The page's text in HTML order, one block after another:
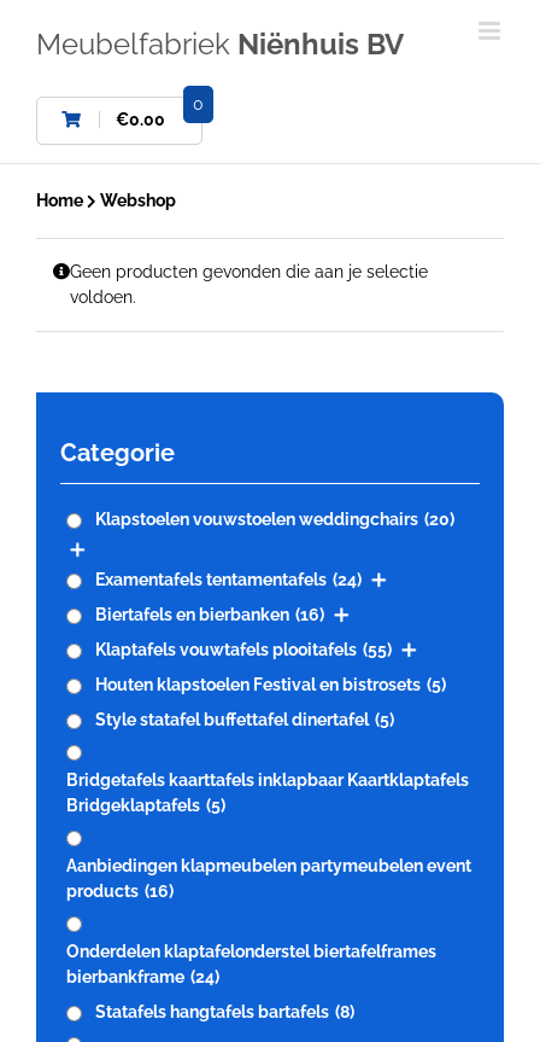
Meubelfabriek Niënhuis BV
€0.00
0
Home Webshop
Geen producten gevonden die aan je selectie
voldoen.
Categorie
Klapstoelen vouwstoelen weddingchairs (20)
Examentafels tentamentafels (24)
Biertafels en bierbanken (16)
Klaptafels vouwtafels plooitafels (55)
Houten klapstoelen Festival en bistrosets (5)
Style statafel buffettafel dinertafel (5)
Bridgetafels kaarttafels inklapbaar Kaartklaptafels
Bridgeklaptafels (5)
Aanbiedingen klapmeubelen partymeubelen event
products (16)
Onderdelen klaptafelonderstel biertafelframes
bierbankframe (24)
Statafels hangtafels bartafels (8)